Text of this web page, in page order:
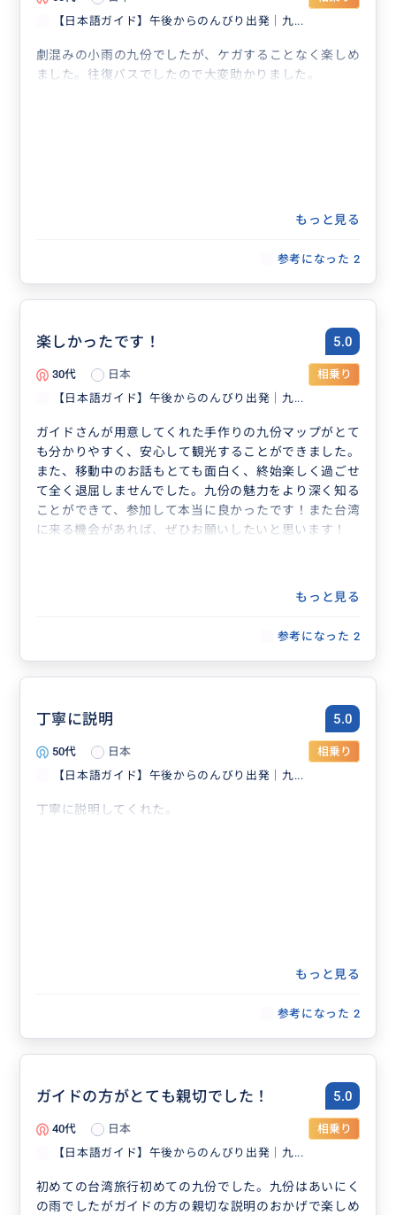
【日本語ガイド】午後からのんびり出発｜九...
劇混みの小雨の九份でしたが、ケガすることなく楽しめ
ました。往復バスでしたので大変助かりました。
もっと見る
参考になった 2
楽しかったです！ 5.0
30代 日本
相乗り
【日本語ガイド】午後からのんびり出発｜九...
ガイドさんが用意してくれた手作りの九份マップがとて
も分かりやすく、安心して観光することができました。
また、移動中のお話もとても面白く、終始楽しく過ごせ
て全く退屈しませんでした。九份の魅力をより深く知る
ことができて、参加して本当に良かったです！また台湾
に来る機会があれば、ぜひお願いしたいと思います！
もっと見る
参考になった 2
丁寧に説明 5.0
50代 日本
相乗り
【日本語ガイド】午後からのんびり出発｜九...
丁寧に説明してくれた。
もっと見る
参考になった 2
ガイドの方がとても親切でした！ 5.0
40代 日本
相乗り
【日本語ガイド】午後からのんびり出発｜九...
初めての台湾旅行初めての九份でした。九份はあいにく
の雨でしたがガイドの方の親切な説明のおかげで楽しめ